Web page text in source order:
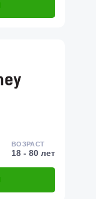
ВОЗРАСТ
18 - 80 лет